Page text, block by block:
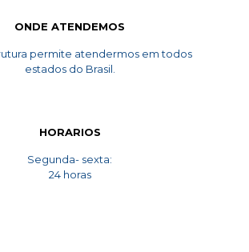
ONDE ATENDEMOS
permite atendermos em todos
estados do Brasil.
HORARIOS
Segunda- sexta:
24 horas